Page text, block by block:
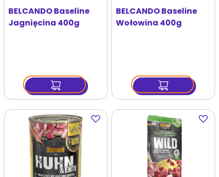
BELCANDO Baseline
Jagnięcina 400g
BELCANDO Baseline
Wołowina 400g
Dodaj
do
Dodaj
do